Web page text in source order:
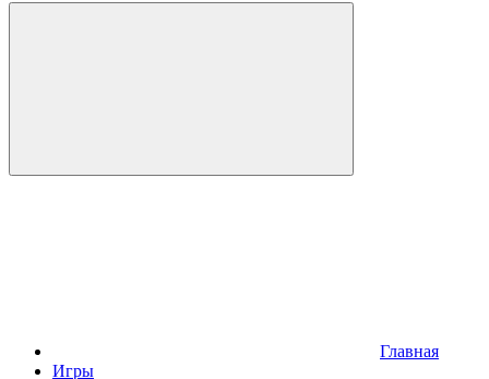
Главная
Игры